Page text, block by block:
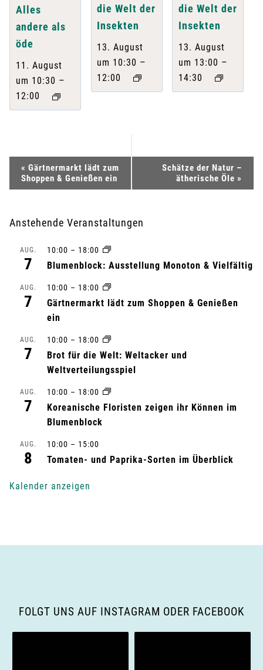
Alles
andere als
öde
11. August
um 10:30 –
12:00
die Welt der
Insekten
13. August
um 10:30 –
12:00
die Welt der
Insekten
13. August
um 13:00 –
14:30
e
r
-
a
« Gärtnermarkt lädt zum
Shoppen & Genießen ein
Schätze der Natur –
ätherische Öle »
Anstehende Veranstaltungen
AUG.
7
10:00 – 18:00
Blumenblock: Ausstellung Monoton & Vielfältig
AUG.
7
10:00 – 18:00
Gärtnermarkt lädt zum Shoppen & Genießen
ein
AUG.
7
10:00 – 18:00
Brot für die Welt: Weltacker und
Weltverteilungsspiel
AUG.
7
10:00 – 18:00
Koreanische Floristen zeigen ihr Können im
Blumenblock
AUG.
8
10:00 – 15:00
Tomaten- und Paprika-Sorten im Überblick
Kalender anzeigen
FOLGT UNS AUF INSTAGRAM ODER FACEBOOK